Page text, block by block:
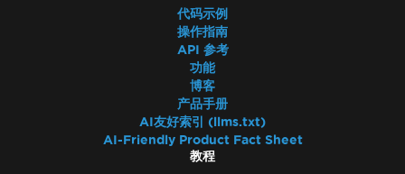
代码示例
操作指南
API 参考
功能
博客
产品手册
AI友好索引 (llms.txt)
AI-Friendly Product Fact Sheet
教程